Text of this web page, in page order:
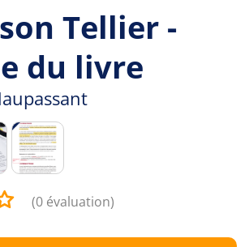
Tellier -
du livre
(0 évaluation)